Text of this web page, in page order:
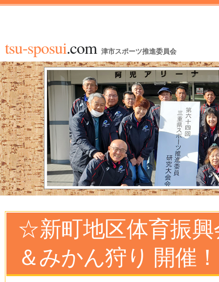
tsu-sposui.com 津市スポーツ推進委員会
☆新町地区体育振
＆みかん狩り 開催！